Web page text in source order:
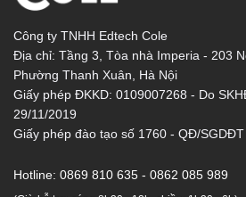
Công ty TNHH Edtech Cole
Địa chỉ: Tầng 3, Tòa nhà Imperia - 203
Phường Thanh Xuân, Hà Nội
Giấy phép ĐKKD: 0109007268 - Do
29/11/2019
Giấy phép đào tạo số 1760 - QĐ/
Hotline: 0869 810 635 - 0862 085 989